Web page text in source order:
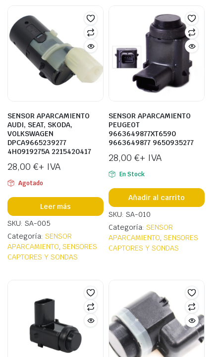
SENSOR APARCAMIENTO
AUDI, SEAT, SKODA,
VOLKSWAGEN
DPCA9665239277
4H0919275A 2215420417
28,00 €+ IVA
Agotado
Leer más
SKU: SA-005
Categoría: SENSOR
APARCAMIENTO, SENSORES
CAPTORES Y SONDAS
SENSOR APARCAMIENTO
PEUGEOT
9663649877XT6590
9663649877 9650935277
28,00 €+ IVA
En Stock
Añadir al carrito
SKU: SA-010
Categoría: SENSOR
APARCAMIENTO, SENSORES
CAPTORES Y SONDAS